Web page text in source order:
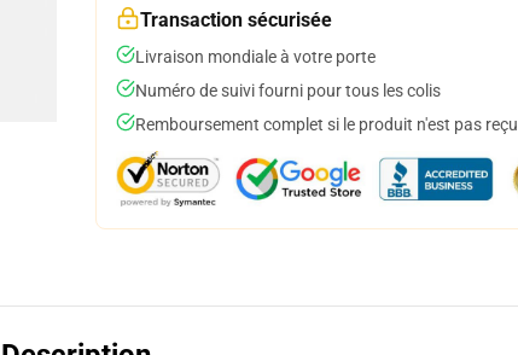
Transaction sécurisée
Livraison mondiale à votre porte
Numéro de suivi fourni pour tous les colis
Remboursement complet si le produit n'est pas reçu